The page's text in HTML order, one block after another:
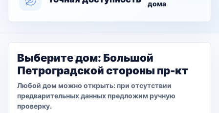
дома
Выберите дом: Большой
Петроградской стороны пр-кт
Любой дом можно открыть: при отсутствии
предварительных данных предложим ручную
проверку.